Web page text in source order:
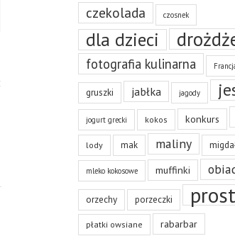
czekolada czosnek
dla dzieci
fotografia kulinarna
gruszki jabłka jagody
jogurt grecki kokos konkurs
lody mak maliny
mleko kokosowe muffinki
orzechy porzeczki
płatki owsiane rabarbar